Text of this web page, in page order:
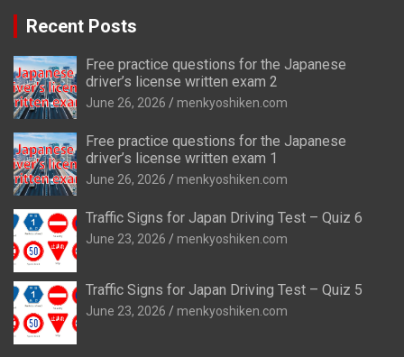
Recent Posts
Free practice questions for the Japanese
driver’s license written exam 2
June 26, 2026 menkyoshiken.com
Free practice questions for the Japanese
driver’s license written exam 1
June 26, 2026 menkyoshiken.com
Traffic Signs for Japan Driving Test – Quiz 6
June 23, 2026 menkyoshiken.com
Traffic Signs for Japan Driving Test – Quiz 5
June 23, 2026 menkyoshiken.com